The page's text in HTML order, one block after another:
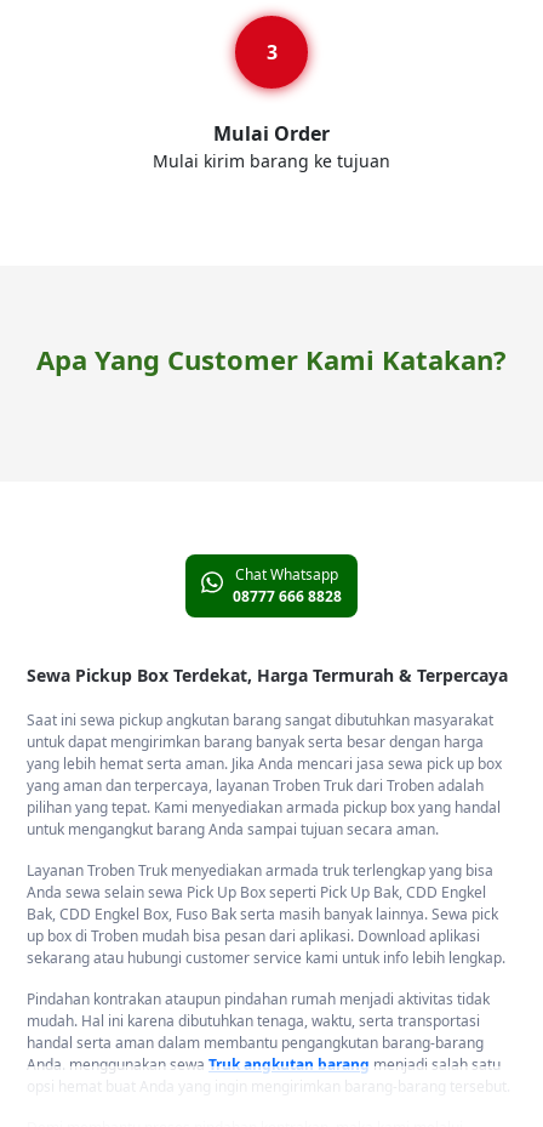
Mulai Order
Mulai kirim barang ke tujuan
Apa Yang Customer Kami Katakan?
Chat Whatsapp
08777 666 8828
Sewa Pickup Box Terdekat, Harga Termurah & Terpercaya
Saat ini sewa pickup angkutan barang sangat dibutuhkan masyarakat
untuk dapat mengirimkan barang banyak serta besar dengan harga
yang lebih hemat serta aman. Jika Anda mencari jasa sewa pick up box
yang aman dan terpercaya, layanan Troben Truk dari Troben adalah
pilihan yang tepat. Kami menyediakan armada pickup box yang handal
untuk mengangkut barang Anda sampai tujuan secara aman.
Layanan Troben Truk menyediakan armada truk terlengkap yang bisa
Anda sewa selain sewa Pick Up Box seperti Pick Up Bak, CDD Engkel
Bak, CDD Engkel Box, Fuso Bak serta masih banyak lainnya. Sewa pick
up box di Troben mudah bisa pesan dari aplikasi. Download aplikasi
sekarang atau hubungi customer service kami untuk info lebih lengkap.
Pindahan kontrakan ataupun pindahan rumah menjadi aktivitas tidak
mudah. Hal ini karena dibutuhkan tenaga, waktu, serta transportasi
handal serta aman dalam membantu pengangkutan barang-barang
Anda. menggunakan sewa Truk angkutan barang menjadi salah satu
opsi hemat buat Anda yang ingin mengirimkan barang-barang tersebut.